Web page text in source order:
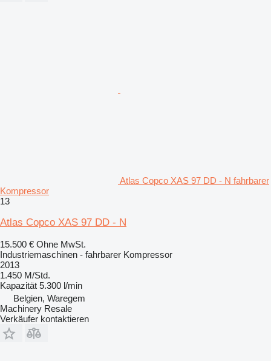
Atlas Copco XAS 97 DD - N fahrbarer
Kompressor
13
Atlas Copco XAS 97 DD - N
15.500 € Ohne MwSt.
Industriemaschinen - fahrbarer Kompressor
2013
1.450 M/Std.
Kapazität 5.300 l/min
Belgien, Waregem
Machinery Resale
Verkäufer kontaktieren